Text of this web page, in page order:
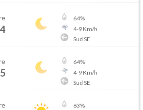
64%
4-9Km/h
Sud SE
64%
4-9Km/h
Sud SE
63%